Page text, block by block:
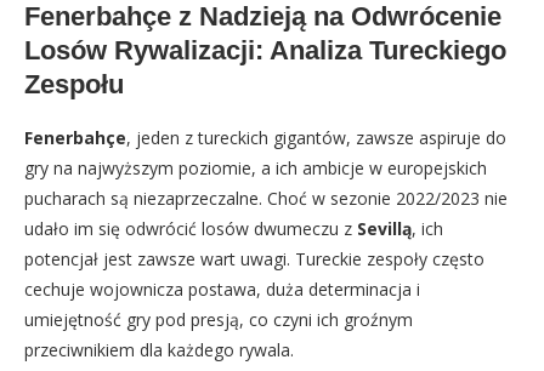
Fenerbahçe z Nadzieją na Odwrócenie
Losów Rywalizacji: Analiza Tureckiego
Zespołu
Fenerbahçe, jeden z tureckich gigantów, zawsze aspiruje do
gry na najwyższym poziomie, a ich ambicje w europejskich
pucharach są niezaprzeczalne. Choć w sezonie 2022/2023 nie
udało im się odwrócić losów dwumeczu z Sevillą, ich
potencjał jest zawsze wart uwagi. Tureckie zespoły często
cechuje wojownicza postawa, duża determinacja i
umiejętność gry pod presją, co czyni ich groźnym
przeciwnikiem dla każdego rywala.